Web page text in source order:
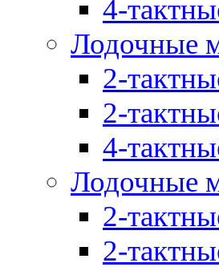
4-
Лодочные
2-
2-
4-
Лодочные
2-
2-